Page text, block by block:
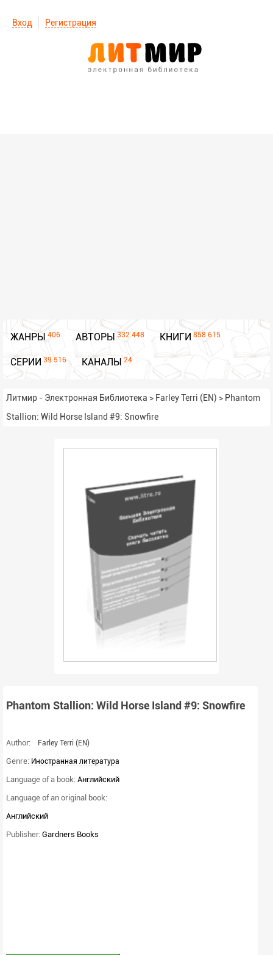
Вход Регистрация
ЖАНРЫ 406 АВТОРЫ 332 448 КНИГИ 858 615
СЕРИИ 39 516 КАНАЛЫ 24
Литмир - Электронная Библиотека > Farley Terri (EN) > Phantom
Stallion: Wild Horse Island #9: Snowfire
Phantom Stallion: Wild Horse Island #9: Snowfire
Author: Farley Terri (EN)
Genre: Иностранная литература
Language of a book: Английский
Language of an original book:
Английский
Publisher: Gardners Books